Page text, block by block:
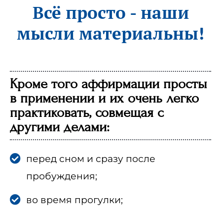
Всё просто - наши
мысли материальны!
Кроме того аффирмации просты
в применении и их очень легко
практиковать, совмещая с
другими делами:
перед сном и сразу после
пробуждения;
во время прогулки;